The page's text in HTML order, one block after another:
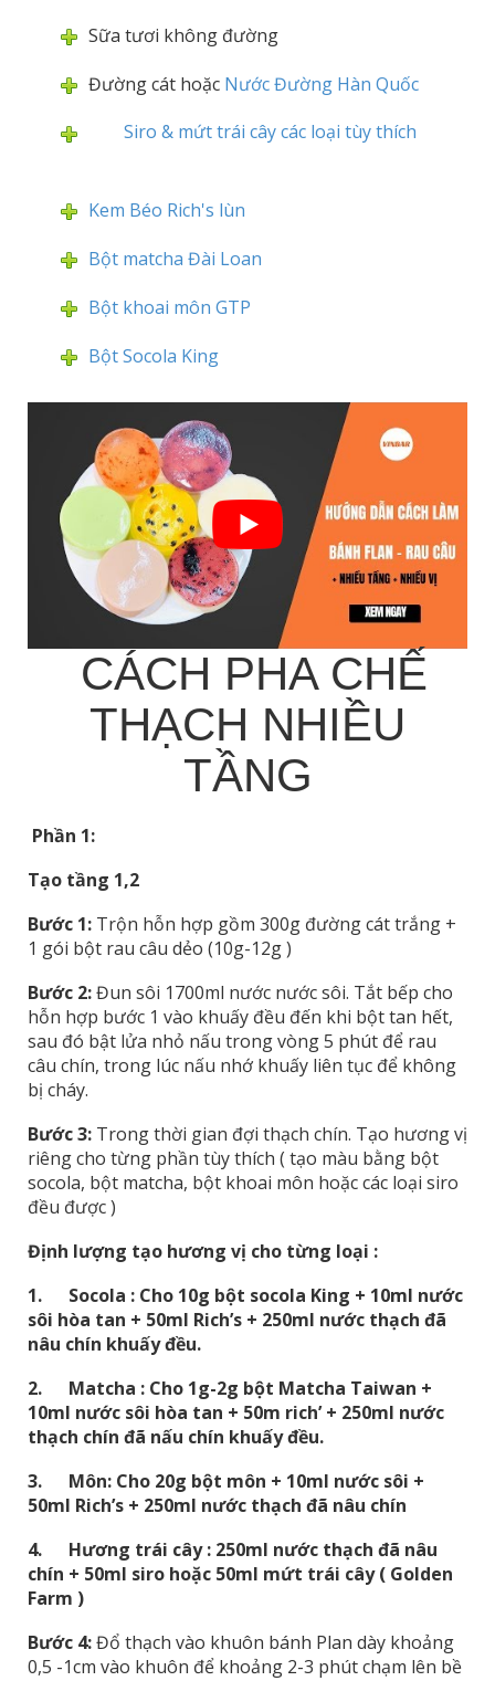
Sữa tươi không đường
Đường cát hoặc Nước Đường Hàn Quốc
Siro & mứt trái cây các loại tùy thích
Kem Béo Rich's lùn
Bột matcha Đài Loan
Bột khoai môn GTP
Bột Socola King
CÁCH PHA CHẾ
THẠCH NHIỀU
TẦNG
Phần 1:
Tạo tầng 1,2
Bước 1: Trộn hỗn hợp gồm 300g đường cát trắng +
1 gói bột rau câu dẻo (10g-12g )
Bước 2:Đun sôi 1700ml nước nước sôi. Tắt bếp cho
hỗn hợp bước 1 vào khuấy đều đến khi bột tan hết,
sau đó bật lửa nhỏ nấu trong vòng 5 phút để rau
câu chín, trong lúc nấu nhớ khuấy liên tục để không
bị cháy.
Bước3: Trong thời gian đợi thạch chín. Tạo hương vị
riêng cho từng phần tùy thích ( tạo màu bằng bột
socola, bột matcha, bột khoai môn hoặc các loại siro
đều được )
Định lượng tạo hương vị cho từng loại :
1. Socola : Cho 10g bột socola King + 10ml nước
sôi hòa tan + 50ml Rich’s + 250ml nước thạch đã
nâu chín khuấy đều.
2. Matcha : Cho 1g-2g bột Matcha Taiwan +
10ml nước sôi hòa tan + 50m rich’ + 250ml nước
thạch chín đã nấu chín khuấy đều.
3. Môn: Cho 20g bột môn + 10ml nước sôi +
50ml Rich’s + 250ml nước thạch đã nâu chín
4. Hương trái cây : 250ml nước thạch đã nâu
chín + 50ml siro hoặc 50ml mứt trái cây ( Golden
Farm )
Bước 4:Đổ thạch vào khuôn bánh Plan dày khoảng
0,5 -1cm vào khuôn để khoảng 2-3 phút chạm lên bề